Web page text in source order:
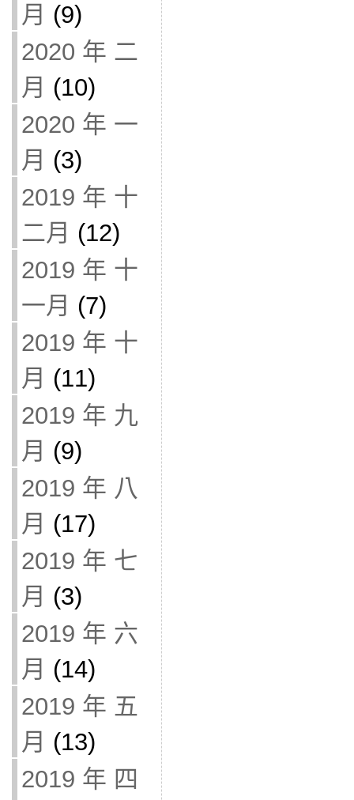
月 (9)
2020 年 二
月 (10)
2020 年 一
月 (3)
2019 年 十
二月 (12)
2019 年 十
一月 (7)
2019 年 十
月 (11)
2019 年 九
月 (9)
2019 年 八
月 (17)
2019 年 七
月 (3)
2019 年 六
月 (14)
2019 年 五
月 (13)
2019 年 四